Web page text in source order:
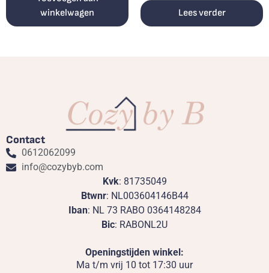
winkelwagen
Lees verder
Contact
0612062099
info@cozybyb.com
Kvk: 81735049
Btwnr: NL003604146B44
Iban: NL 73 RABO 0364148284
Bic: RABONL2U
Openingstijden winkel:
Ma t/m vrij 10 tot 17:30 uur